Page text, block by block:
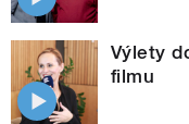
Výlety
filmu